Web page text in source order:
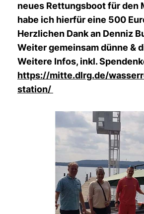
neues Rettungsboot für den
habe ich hierfür eine 500
Herzlichen Dank an Denniz
Weiter gemeinsam dünne &
Weitere Infos, inkl.
https://mitte.dlrg.de/
station/